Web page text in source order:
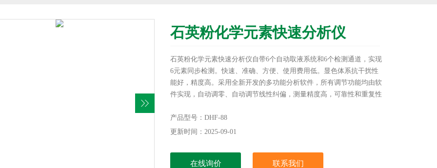
石英粉化学元素快速分析仪
石英粉化学元素快速分析仪自带6个自动取液系统和6个检测通道，实现
6元素同步检测。快速、准确、方便、使用费用低。显色体系抗干扰性
能好，精度高。采用全新开发的多功能分析软件，所有调节功能均由软
件实现，自动调零、自动调节线性纠偏，测量精度高，可靠性和重复性
色金属冶炼、化工等行业。
产品型号：DHF-88
更新时间：2025-09-01
在线询价 联系我们